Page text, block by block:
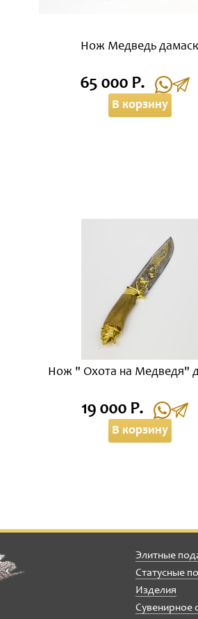
Нож Медведь дамаск
65 000 Р.
В корзину
Нож " Охота на Медведя"
19 000 Р.
В корзину
Элитные
Статусные
Изделия
Сувенирное